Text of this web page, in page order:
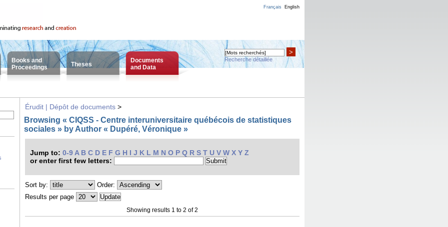
Français English
Books and
Proceedings
Theses
Documents
and Data
>
Recherche détaillée
Érudit | Dépôt de documents >
Browsing « CIQSS - Centre interuniversitaire québécois de statistiques
sociales » by Author « Dupéré, Véronique »
Jump to: 0-9 A B C D E F G H I J K L M N O P Q R S T U V W X Y Z
or enter first few letters:
Sort by:
Order:
Results per page
Showing results 1 to 2 of 2